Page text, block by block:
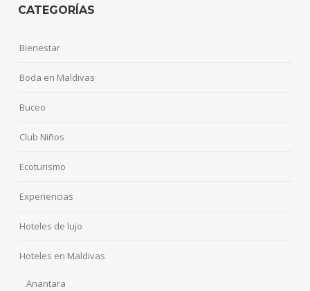
CATEGORÍAS
Bienestar
Boda en Maldivas
Buceo
Club Niños
Ecoturismo
Experiencias
Hoteles de lujo
Hoteles en Maldivas
Anantara